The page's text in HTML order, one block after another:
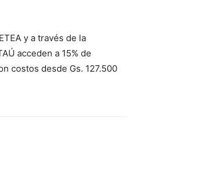
y a través de la
acceden a 15% de
costos desde Gs. 127.500